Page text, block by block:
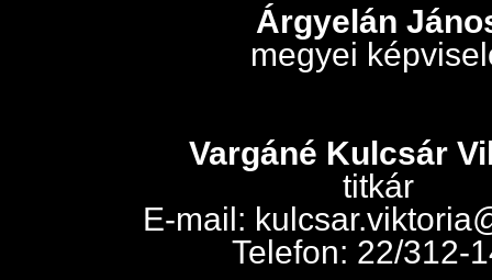
Árgyelán
megyei
Vargáné Kulcsár
titkár
E-mail:
Telefon: 22/312-